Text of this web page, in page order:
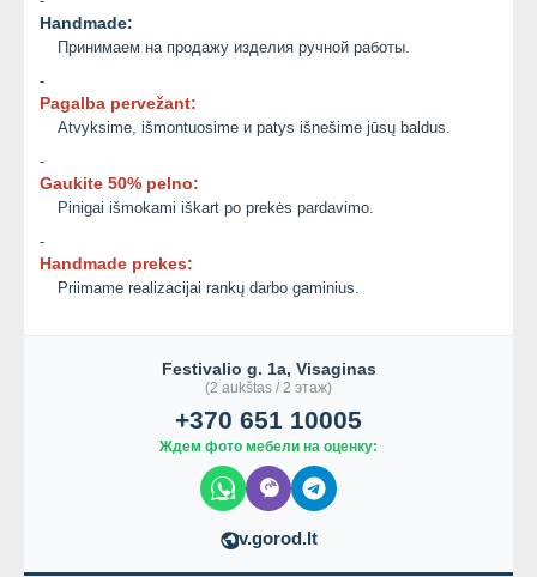
Handmade:
Принимаем на продажу изделия ручной работы.
-
Pagalba pervežant:
Atvyksime, išmontuosime и patys išnešime jūsų baldus.
-
Gaukite 50% pelno:
Pinigai išmokami iškart po prekės pardavimo.
-
Handmade prekes:
Priimame realizacijai rankų darbo gaminius.
Festivalio g. 1a, Visaginas
(2 aukštas / 2 этаж)
+370 651 10005
Ждем фото мебели на оценку:
v.gorod.lt